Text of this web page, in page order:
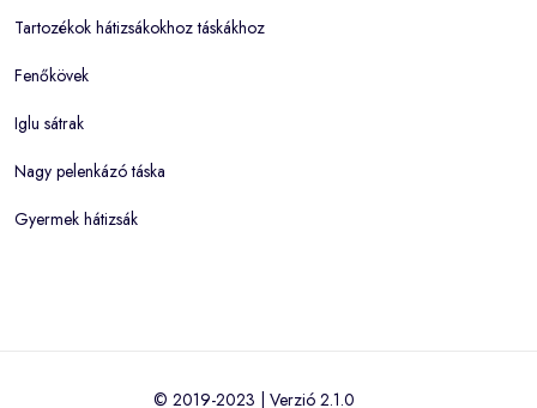
Tartozékok hátizsákokhoz táskákhoz
Fenőkövek
Iglu sátrak
Nagy pelenkázó táska
Gyermek hátizsák
© 2019-2023 | Verzió 2.1.0